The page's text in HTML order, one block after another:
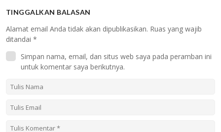
TINGGALKAN BALASAN
Alamat email Anda tidak akan dipublikasikan. Ruas yang wajib
ditandai *
Simpan nama, email, dan situs web saya pada peramban ini
untuk komentar saya berikutnya.